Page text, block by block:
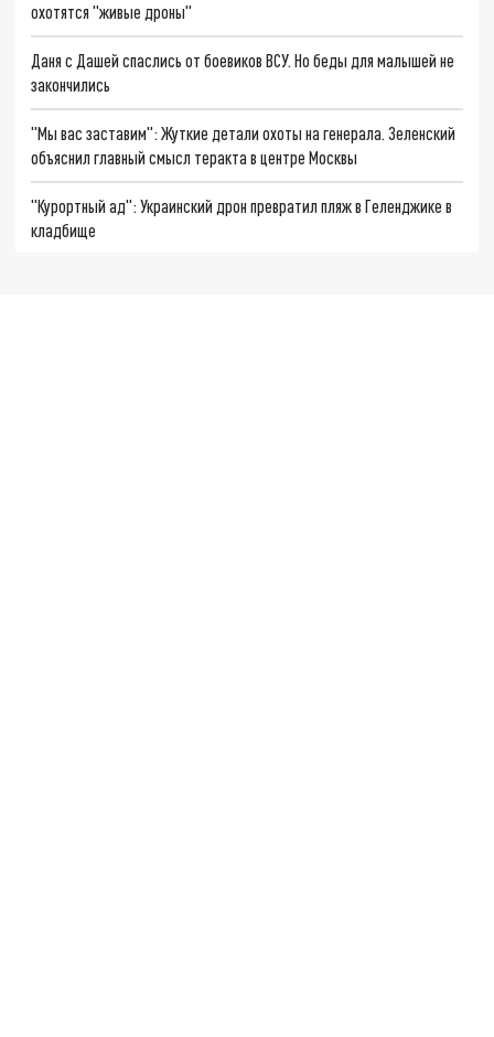
охотятся "живые дроны"
Даня с Дашей спаслись от боевиков ВСУ. Но беды для малышей не
закончились
"Мы вас заставим": Жуткие детали охоты на генерала. Зеленский
объяснил главный смысл теракта в центре Москвы
"Курортный ад": Украинский дрон превратил пляж в Геленджике в
кладбище